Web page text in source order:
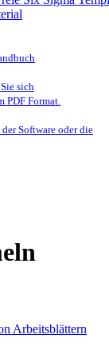
sich
PDF Format.
Software oder die
Arbeitsblättern